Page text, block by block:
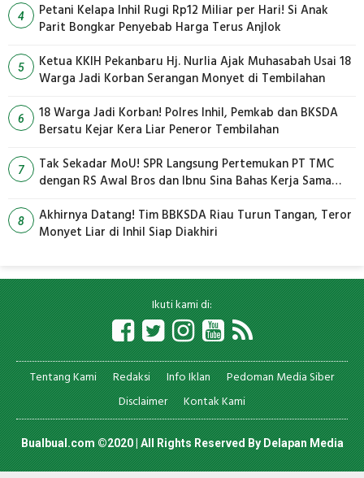
4
Petani Kelapa Inhil Rugi Rp12 Miliar per Hari! Si Anak
Parit Bongkar Penyebab Harga Terus Anjlok
5
Ketua KKIH Pekanbaru Hj. Nurlia Ajak Muhasabah Usai 18
Warga Jadi Korban Serangan Monyet di Tembilahan
6
18 Warga Jadi Korban! Polres Inhil, Pemkab dan BKSDA
Bersatu Kejar Kera Liar Peneror Tembilahan
7
Tak Sekadar MoU! SPR Langsung Pertemukan PT TMC
dengan RS Awal Bros dan Ibnu Sina Bahas Kerja Sama
8
Akhirnya Datang! Tim BBKSDA Riau Turun Tangan, Teror
Monyet Liar di Inhil Siap Diakhiri
Ikuti kami di:
Tentang Kami Redaksi Info Iklan
Pedoman Media Siber
Disclaimer
Kontak Kami
Bualbual.com ©2020 | All Rights Reserved ByDelapan Media